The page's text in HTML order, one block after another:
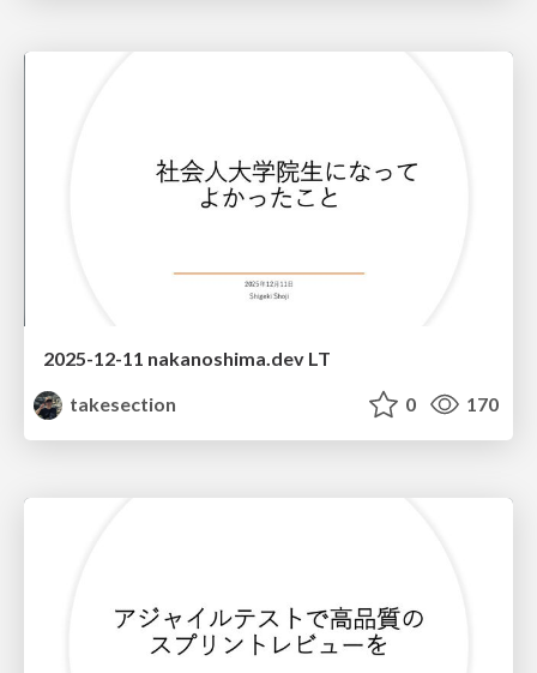
2025-12-11 nakanoshima.dev LT
takesection
0 170